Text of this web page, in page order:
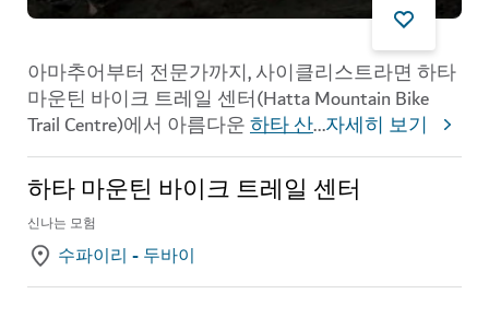
아마추어부터 전문가까지, 사이클리스트라면 하타
마운틴 바이크 트레일 센터(Hatta Mountain Bike
Trail Centre)에서 아름다운하타 산...자세히 보기
하타 마운틴 바이크 트레일 센터
신나는 모험
수파이리 - 두바이